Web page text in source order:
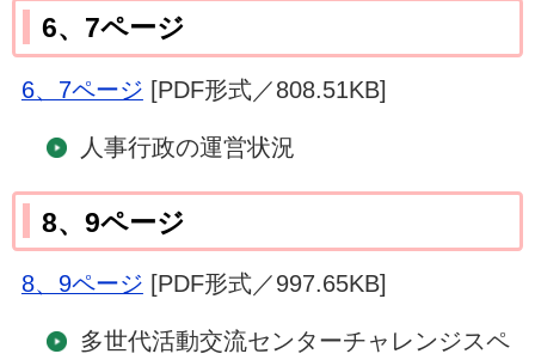
6、7ページ
6、7ページ [PDF形式／808.51KB]
人事行政の運営状況
8、9ページ
8、9ページ [PDF形式／997.65KB]
多世代活動交流センターチャレンジスペ